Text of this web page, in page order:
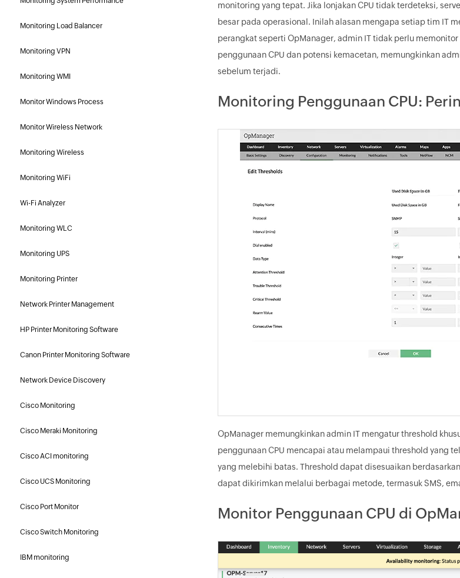
Monitoring Load Balancer
Monitoring VPN
Monitoring WMI
Monitor Windows Process
Monitor Wireless Network
Monitoring Wireless
Monitoring WiFi
Wi-Fi Analyzer
Monitoring WLC
Monitoring UPS
Monitoring Printer
Network Printer Management
HP Printer Monitoring Software
Canon Printer Monitoring Software
Network Device Discovery
Cisco Monitoring
Cisco Meraki Monitoring
Cisco ACI monitoring
Cisco UCS Monitoring
Cisco Port Monitor
Cisco Switch Monitoring
IBM monitoring
monitoring yang tepat. Jika lonjakan CPU tidak terdeteksi,
besar pada operasional. Inilah alasan mengapa setiap tim IT
perangkat seperti OpManager, admin IT tidak perlu
penggunaan CPU dan potensi kemacetan, memungkinkan
sebelum terjadi.
Monitoring Penggunaan CPU:
OpManager memungkinkan admin IT mengatur threshold
penggunaan CPU mencapai atau melampaui threshold yang
yang melebihi batas. Threshold dapat disesuaikan
dapat dikirimkan melalui berbagai metode, termasuk SMS,
Monitor Penggunaan CPU di